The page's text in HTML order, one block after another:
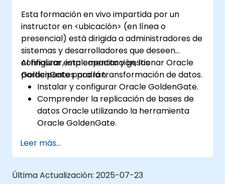
Esta formación en vivo impartida por un
instructor en <ubicación> (en línea o
presencial) está dirigida a administradores de
sistemas y desarrolladores que deseen
configurar, implementar y gestionar Oracle
GoldenGate para la transformación de datos.
Al finalizar esta capacitación, los
participantes podrán:
Instalar y configurar Oracle GoldenGate.
Comprender la replicación de bases de
datos Oracle utilizando la herramienta
Oracle GoldenGate.
GoldenGate.
Configurar y realizar una replicación y
migración de bases de datos.
Leer más...
Última Actualización: 2025-07-23